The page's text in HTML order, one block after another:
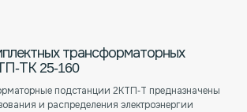
трансформаторных
ТК 25-160
подстанции 2КТП-Т предназначены
и распределения электроэнергии